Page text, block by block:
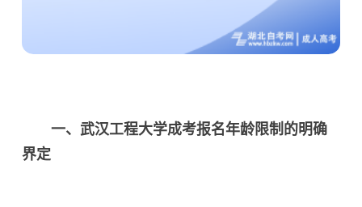
一、武汉工程大学成考报名年龄限制的明确
界定